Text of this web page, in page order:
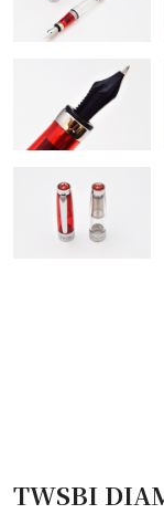
TWSBI